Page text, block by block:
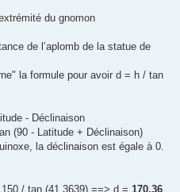
du gnomon
de l’aplomb de la statue de
la formule pour avoir d = h / tan
- Déclinaison
(90 - Latitude + Déclinaison)
la déclinaison est égale à 0.
/ tan (41.3639) ==> d = 170.36